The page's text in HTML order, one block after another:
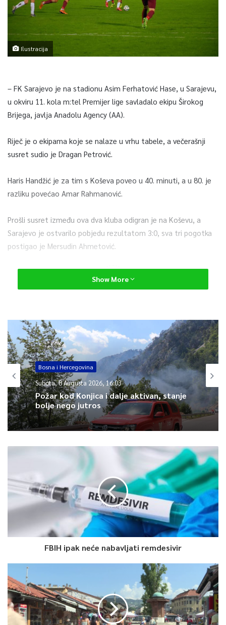
Ilustracija
– FK Sarajevo je na stadionu Asim Ferhatović Hase, u Sarajevu,
u okviru 11. kola m:tel Premijer lige savladalo ekipu Širokog
Brijega, javlja Anadolu Agency (AA).
Riječ je o ekipama koje se nalaze u vrhu tabele, a večerašnji
susret sudio je Dragan Petrović.
Haris Handžić je za tim s Koševa poveo u 40. minuti, a u 80. je
razliku povećao Amar Rahmanović.
Prošli susret između ova dva kluba odigran je na Koševu, a
Sarajevo je ostvarilo pobjedu rezultatom 3:0, sva tri pogotka
postigao je Mersudin Ahmetović.
0
Show More
Bosna i Hercegovina
Subota, 8 Augusta 2026, 16:03
Požar kod Konjica i dalje aktivan, stanje
bolje nego jutros
FBIH ipak neće nabavljati remdesivir